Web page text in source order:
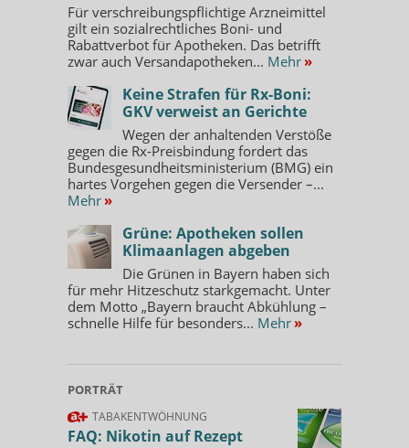
Für verschreibungspflichtige Arzneimittel
gilt ein sozialrechtliches Boni- und
Rabattverbot für Apotheken. Das betrifft
zwar auch Versandapotheken... Mehr »
Keine Strafen für Rx-Boni:
GKV verweist an Gerichte
Wegen der anhaltenden Verstöße
gegen die Rx-Preisbindung fordert das
Bundesgesundheitsministerium (BMG) ein
hartes Vorgehen gegen die Versender –...
Mehr »
Grüne: Apotheken sollen
Klimaanlagen abgeben
Die Grünen in Bayern haben sich
für mehr Hitzeschutz starkgemacht. Unter
dem Motto „Bayern braucht Abkühlung –
schnelle Hilfe für besonders... Mehr »
PORTRÄT
TABAKENTWÖHNUNG
FAQ: Nikotin auf Rezept